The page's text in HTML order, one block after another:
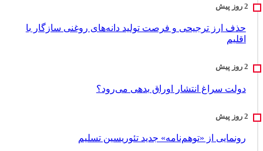
حذف ارز ترجیحی و فرصت تولید دانه‌های روغنی سازگار با
اقلیم
دولت سراغ انتشار اوراق بدهی می‌رود؟
رونمایی از «توهم‌نامه» جدید تئور‌یسین تسلیم